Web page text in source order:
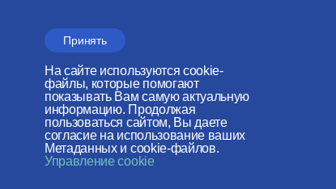
Принять
На сайте используются cookie-
файлы, которые помогают
показывать Вам самую актуальную
информацию. Продолжая
пользоваться сайтом, Вы даете
согласие на использование ваших
Метаданных и cookie-файлов.
Управление cookie
Документы
Соцсети
Архив